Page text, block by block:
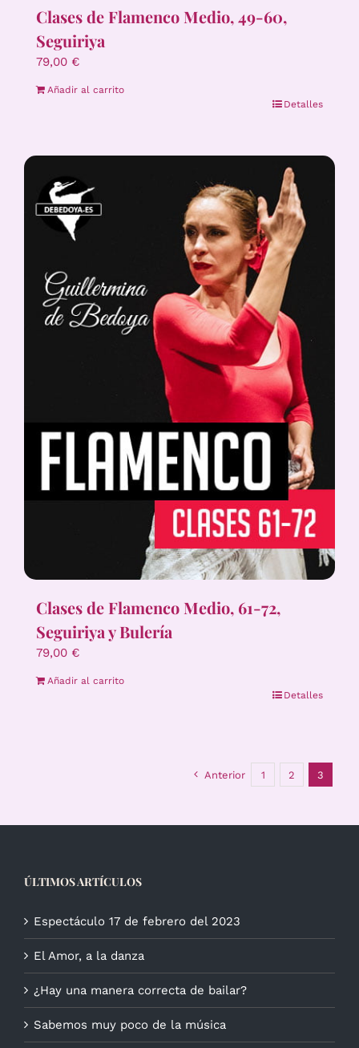
Clases de Flamenco Medio, 49-60,
Seguiriya
79,00 €
Añadir al carrito
Detalles
Clases de Flamenco Medio, 61-72,
Seguiriya y Bulería
79,00 €
Añadir al carrito
Detalles
Anterior 1 2 3
ÚLTIMOS ARTÍCULOS
Espectáculo 17 de febrero del 2023
El Amor, a la danza
¿Hay una manera correcta de bailar?
Sabemos muy poco de la música